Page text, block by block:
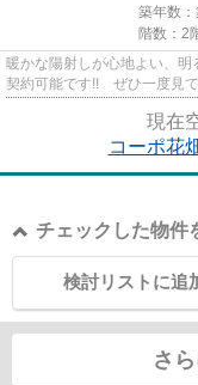
築年数
階数：2
暖かな陽射しが心地よい、
契約可能です!! ぜひ一度見
現在
コーポ花
チェックした物件
検討リストに追
さ